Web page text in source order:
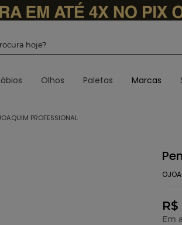
Olhos Paletas Marcas
PROFESSIONAL
R$
Em